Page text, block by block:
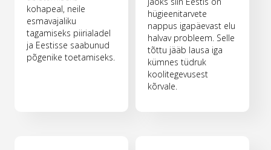
kohapeal, neile
esmavajaliku
tagamiseks piirialadel
ja Eestisse saabunud
põgenike toetamiseks.
hügieenitarvete
nappus igapäevast elu
halvav probleem. Selle
tõttu jääb lausa iga
kümnes tüdruk
koolitegevusest
kõrvale.